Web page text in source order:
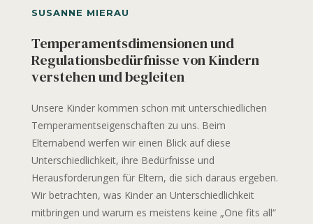
SUSANNE MIERAU
Temperamentsdimensionen und
Regulationsbedürfnisse von Kindern
verstehen und begleiten
Unsere Kinder kommen schon mit unterschiedlichen
Temperamentseigenschaften zu uns. Beim
Elternabend werfen wir einen Blick auf diese
Unterschiedlichkeit, ihre Bedürfnisse und
Herausforderungen für Eltern, die sich daraus ergeben.
Wir betrachten, was Kinder an Unterschiedlichkeit
mitbringen und warum es meistens keine „One fits all“